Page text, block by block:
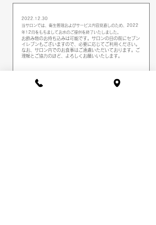
2022.12.30
​当サロンでは、衛生管理およびサービス内容見直しのため、2022
年12月をもちましてお水のご提供を終了いたしました。
お飲み物のお持ち込みは可能です。サロンの目の前にセブン
イレブンもございますので、必要に応じてご利用ください。
なお、サロン内でのお食事はご遠慮いただいております。ご
理解とご協力のほど、よろしくお願いいたします。